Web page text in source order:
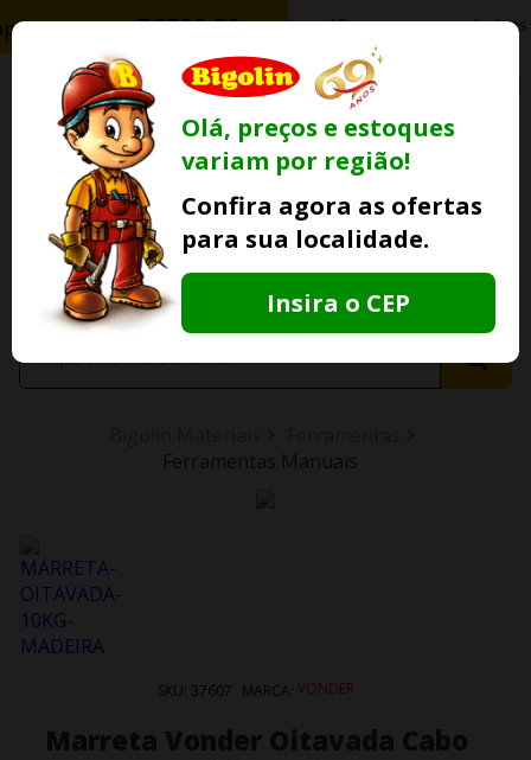
Informeseu CEP
Olá, preços e estoques
variam por região!
Confira agora as ofertas
para sua localidade.
Insira o CEP
Ofertas
Lojas Fisicas
Conta
Whatsapp
SKU: 37607 MARCA: VONDER